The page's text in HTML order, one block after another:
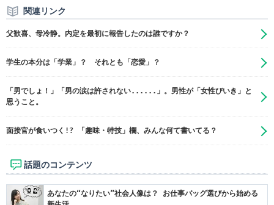
関連リンク
父歓喜、母冷静。内定を最初に報告したのは誰ですか？
学生の本分は「学業」？ それとも「恋愛」？
「男でしょ！」「男の涙は許されない......」。男性が「女性びいき」と
思うこと。
面接官が食いつく!? 「趣味・特技」欄、みんな何て書いてる？
話題のコンテンツ
あなたの“なりたい”社会人像は？ お仕事バッグ選びから始める